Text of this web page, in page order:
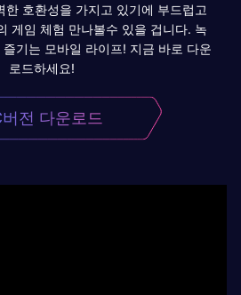
호환성을 가지고 있기에 부드럽고
게임 체험 만나볼수 있을 겁니다. 녹
기는 모바일 라이프! 지금 바로 다운
로드하세요!
버전 다운로드